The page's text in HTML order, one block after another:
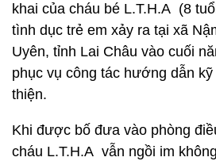
khai của cháu bé L.T.H.A (8
tình dục trẻ em xảy ra tại xã
Uyên, tỉnh Lai Châu vào cuối
phục vụ công tác hướng dẫn
thiện.
Khi được bố đưa vào phòng
cháu L.T.H.A vẫn ngồi im